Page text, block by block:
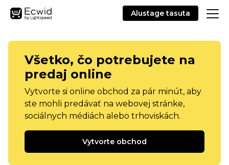
Alustage tasuta
Všetko, čo potrebujete na
predaj online
Vytvorte si online obchod za pár minút, aby
ste mohli predávať na webovej stránke,
sociálnych médiách alebo trhoviskách.
Vytvorte obchod